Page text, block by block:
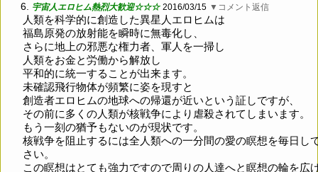
6. 宇宙人エロヒム熱烈大歓迎☆☆☆ 2016/03/15 ▼コメント返信
人類を科学的に創造した異星人エロヒムは
福島原発の放射能を瞬時に無毒化し、
さらに地上の邪悪な権力者、軍人を一掃し
人類をお金と労働から解放し
平和的に統一することが出来ます。
未確認飛行物体が頻繁に姿を現すと
創造者エロヒムの地球への帰還が近いという証しですが、
その前に多くの人類が核戦争により虐殺されてしまいます。
もう一刻の猶予もないのが現状です。
核戦争を阻止するには全人類への一分間の愛の瞑想を毎日し
さい。
この瞑想はとても強力ですので周りの人達へと瞑想の輪を広